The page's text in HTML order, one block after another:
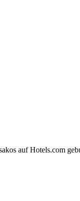
auf Hotels.com